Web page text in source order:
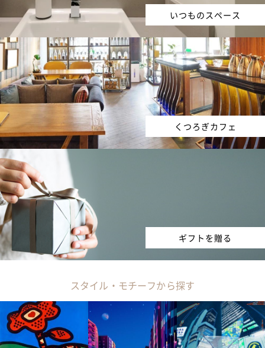
いつものスペース
くつろぎカフェ
ギフトを贈る
スタイル・モチーフから探す